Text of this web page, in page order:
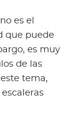
es el
que puede
es muy
de las
tema,